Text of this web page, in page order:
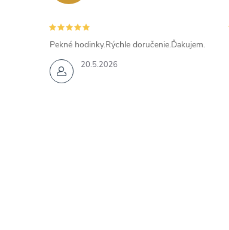
20.5.2026
Pekné hodinky.Rýchle doručenie.Ďakujem.